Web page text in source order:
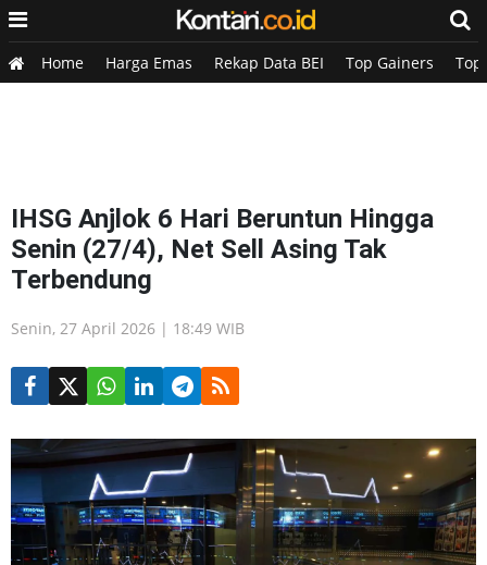
Home Harga Emas Rekap Data BEI Top Gainers Top
IHSG Anjlok 6 Hari Beruntun Hingga
Senin (27/4), Net Sell Asing Tak
Terbendung
Senin, 27 April 2026 | 18:49 WIB